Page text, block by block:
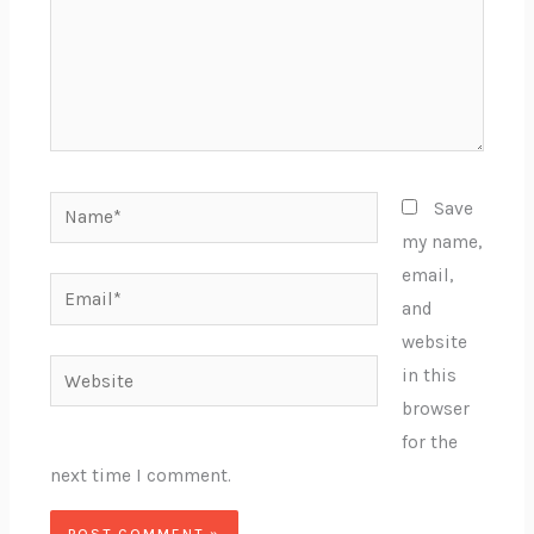
Name*
Email*
Website
Save
my name,
email,
and
website
in this
browser
for the
next time I comment.